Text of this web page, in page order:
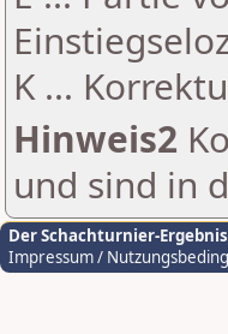
K ...
Hinweis2
und sind in
Der Schachturnier-
Impressum /